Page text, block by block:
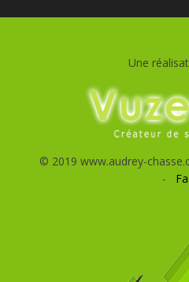
Une
© 2019 www.audrey-
-